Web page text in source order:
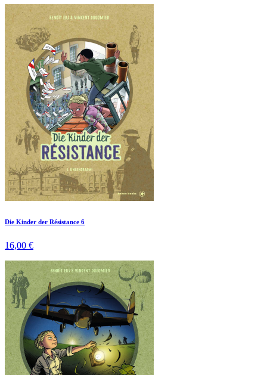
Die Kinder der Résistance 6
16,00 €